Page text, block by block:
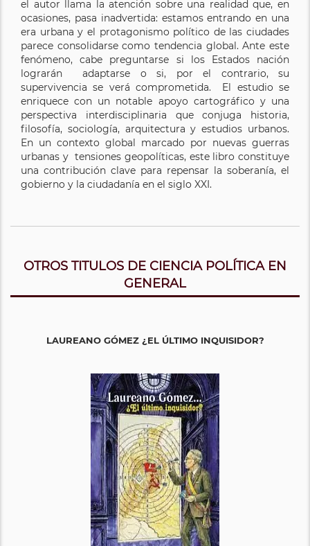
el autor llama la atención sobre una realidad que, en
ocasiones, pasa inadvertida: estamos entrando en una
era urbana y el protagonismo político de las ciudades
parece consolidarse como tendencia global. Ante este
fenómeno, cabe preguntarse si los Estados nación
lograrán adaptarse o si, por el contrario, su
supervivencia se verá comprometida. El estudio se
enriquece con un notable apoyo cartográfico y una
perspectiva interdisciplinaria que conjuga historia,
filosofía, sociología, arquitectura y estudios urbanos.
En un contexto global marcado por nuevas guerras
urbanas y tensiones geopolíticas, este libro constituye
una contribución clave para repensar la soberanía, el
gobierno y la ciudadanía en el siglo XXI.
OTROS TITULOS DE CIENCIA POLÍTICA EN
GENERAL
LAUREANO GÓMEZ ¿EL ÚLTIMO INQUISIDOR?